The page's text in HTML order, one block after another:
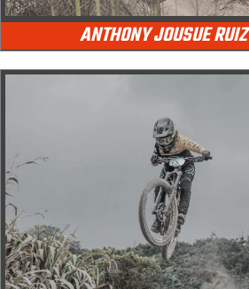
ANTHONY JOUSUE RUIZ